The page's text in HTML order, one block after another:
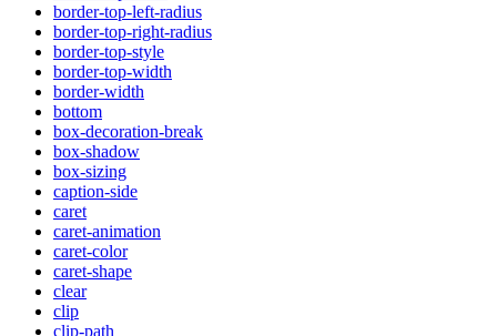
border-top-left-radius
border-top-right-radius
border-top-style
border-top-width
border-width
bottom
box-decoration-break
box-shadow
box-sizing
caption-side
caret
caret-animation
caret-color
caret-shape
clear
clip
clip-path